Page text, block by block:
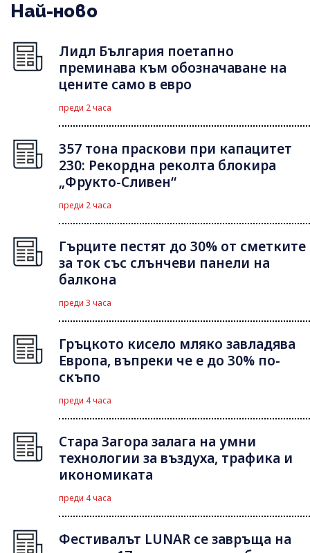
Най-ново
Лидл България поетапно
преминава към обозначаване на
цените само в евро
преди 2 часа
357 тона праскови при капацитет
230: Рекордна реколта блокира
„Фрукто-Сливен“
преди 2 часа
Гърците пестят до 30% от сметките
за ток със слънчеви панели на
балкона
преди 3 часа
Гръцкото кисело мляко завладява
Европа, въпреки че е до 30% по-
скъпо
преди 4 часа
Стара Загора залага на умни
технологии за въздуха, трафика и
икономиката
преди 4 часа
Фестивалът LUNAR се завръща на